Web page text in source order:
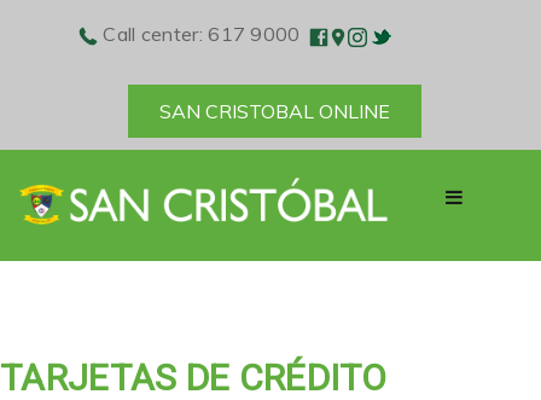
Call center: 617 9000
SAN CRISTOBAL ONLINE
TARJETAS DE CRÉDITO